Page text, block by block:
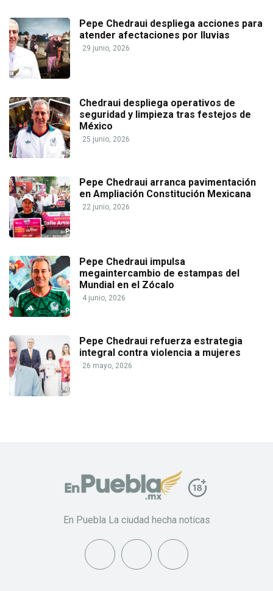
Pepe Chedraui despliega acciones para
atender afectaciones por lluvias
29 junio, 2026
Chedraui despliega operativos de
seguridad y limpieza tras festejos de
México
25 junio, 2026
Pepe Chedraui arranca pavimentación
en Ampliación Constitución Mexicana
22 junio, 2026
Pepe Chedraui impulsa
megaintercambio de estampas del
Mundial en el Zócalo
4 junio, 2026
Pepe Chedraui refuerza estrategia
integral contra violencia a mujeres
26 mayo, 2026
En Puebla La ciudad hecha noticas